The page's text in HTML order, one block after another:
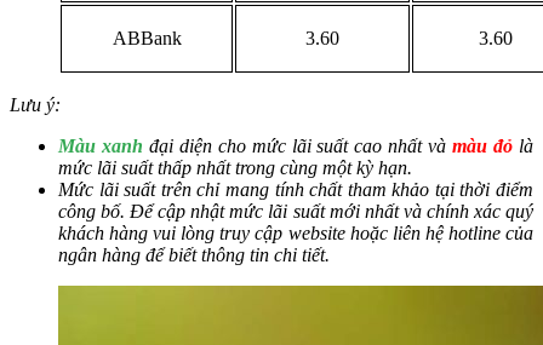
ABBank 3.60 3.60
Lưu ý:
Màu xanh đại diện cho mức lãi suất cao nhất vàmàu đỏ là
mức lãi suất thấp nhất trong cùng một kỳ hạn.
Mức lãi suất trên chỉ mang tính chất tham khảo tại thời điểm
công bố. Để cập nhật mức lãi suất mới nhất và chính xác quý
khách hàng vui lòng truy cập website hoặc liên hệ hotline của
ngân hàng để biết thông tin chi tiết.